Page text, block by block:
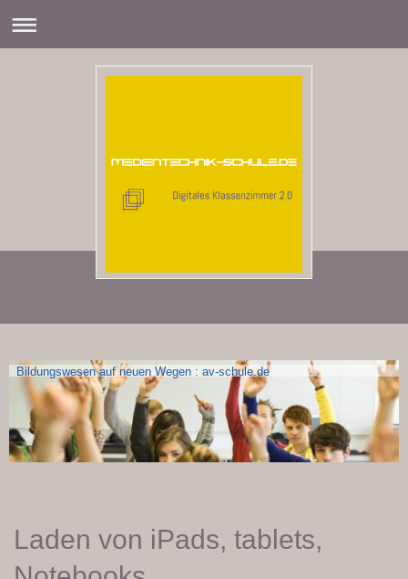
Bildungswesen auf neuen Wegen : av-schule.de
Laden von iPads, tablets,